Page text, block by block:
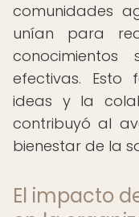
comunidades
unían para
efectivas. Esto
ideas y la
contribuyó al
bienestar de la
El impacto